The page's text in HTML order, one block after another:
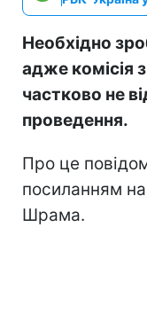
Необхідно
адже комісія
частково не
проведення.
Про це
посиланням на
Шрама.